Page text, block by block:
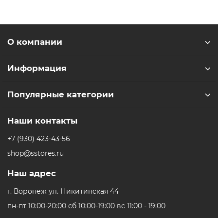
дня работы
Устройство поддерживает длительное время работы
компонентов оптимизирована для лучшей работы
Новая ступень многозадачности
Новая операционная система приносит
усовершенствованную систему окон, удобные
возможности управления звуком. Всё продумано для
комфортной многозадачности и креативной работы.
Аксессуары для творчества и работы
О компании
Информация
Популярные категории
Наши контакты
+7 (930) 423-43-56
shop@sstores.ru
Наш адрес
г. Воронеж ул. Никитинская 44
пн-пт 10:00-20:00 сб 10:00-19:00 вс 11:00 - 19:00